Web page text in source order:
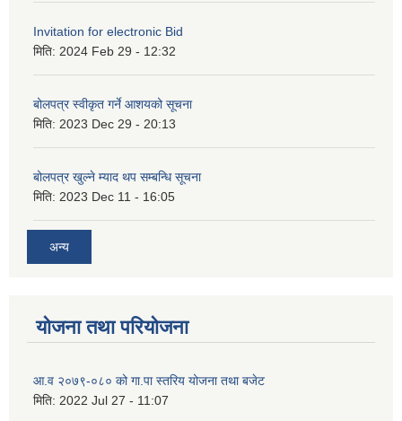
Invitation for electronic Bid
मिति: 2024 Feb 29 - 12:32
बोलपत्र स्वीकृत गर्ने आशयको सूचना
मिति: 2023 Dec 29 - 20:13
बोलपत्र खुल्ने म्याद थप सम्बन्धि सूचना
मिति: 2023 Dec 11 - 16:05
अन्य
योजना तथा परियोजना
आ.व २०७९-०८० को गा.पा स्तरिय योजना तथा बजेट
मिति: 2022 Jul 27 - 11:07